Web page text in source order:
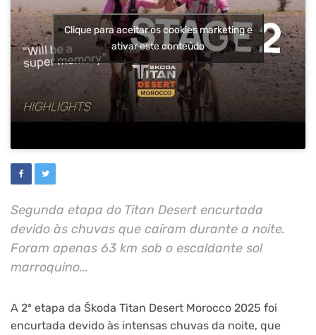
Clique para aceitar os cookies marketing e
ativar este conteúdo
Segunda etapa do Titan Desert encurtada
devido às chuvas que caíram durante a noite.
Foram apenas 63 km sob o escaldante sol
marroquino...
A 2ª etapa da Škoda Titan Desert Morocco 2025 foi
encurtada devido às intensas chuvas da noite, que